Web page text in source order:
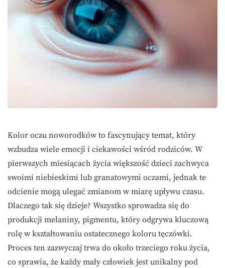
Kolor oczu noworodków to fascynujący temat, który
wzbudza wiele emocji i ciekawości wśród rodziców. W
pierwszych miesiącach życia większość dzieci zachwyca
swoimi niebieskimi lub granatowymi oczami, jednak te
odcienie mogą ulegać zmianom w miarę upływu czasu.
Dlaczego tak się dzieje? Wszystko sprowadza się do
produkcji melaniny, pigmentu, który odgrywa kluczową
rolę w kształtowaniu ostatecznego koloru tęczówki.
Proces ten zazwyczaj trwa do około trzeciego roku życia,
co sprawia, że każdy mały człowiek jest unikalny pod